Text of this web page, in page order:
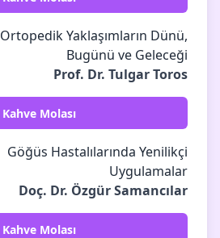
Ortopedik Yaklaşımların Dünü,
Bugünü ve Geleceği
Prof. Dr. Tulgar Toros
Kahve Molası
Göğüs Hastalılarında Yenilikçi
Uygulamalar
Doç. Dr. Özgür Samancılar
Kahve Molası